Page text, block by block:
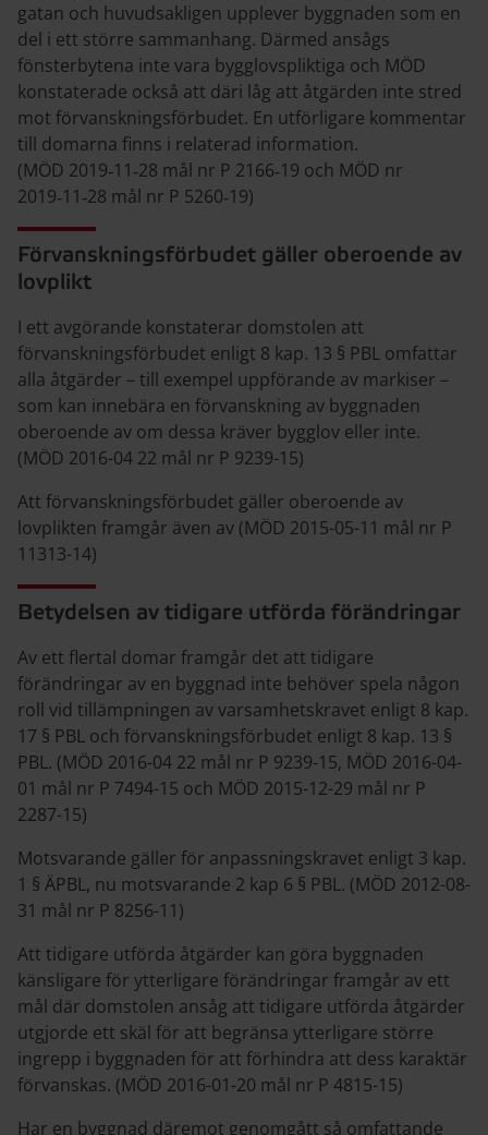
gatan och huvudsakligen upplever byggnaden som en
del i ett större sammanhang. Därmed ansågs
fönsterbytena inte vara bygglovspliktiga och MÖD
konstaterade också att däri låg att åtgärden inte stred
mot förvanskningsförbudet. En utförligare kommentar
till domarna finns i relaterad information.
(MÖD 2019‑11‑28 mål nr P 2166‑19 och MÖD nr
2019‑11‑28 mål nr P 5260‑19)
Förvanskningsförbudet gäller oberoende av
lovplikt
I ett avgörande konstaterar domstolen att
förvanskningsförbudet enligt 8 kap. 13 § PBL omfattar
alla åtgärder – till exempel uppförande av markiser –
som kan innebära en förvanskning av byggnaden
oberoende av om dessa kräver bygglov eller inte.
(MÖD 2016-04 22 mål nr P 9239-15)
Att förvanskningsförbudet gäller oberoende av
lovplikten framgår även av (MÖD 2015-05-11 mål nr P
11313-14)
Betydelsen av tidigare utförda förändringar
Av ett flertal domar framgår det att tidigare
förändringar av en byggnad inte behöver spela någon
roll vid tillämpningen av varsamhetskravet enligt 8 kap.
17 § PBL och förvanskningsförbudet enligt 8 kap. 13 §
PBL. (MÖD 2016-04 22 mål nr P 9239-15, MÖD 2016-04-
01 mål nr P 7494-15 och MÖD 2015-12-29 mål nr P
2287-15)
Motsvarande gäller för anpassningskravet enligt 3 kap.
1 § ÄPBL, nu motsvarande 2 kap 6 § PBL. (MÖD 2012-08-
31 mål nr P 8256-11)
Att tidigare utförda åtgärder kan göra byggnaden
känsligare för ytterligare förändringar framgår av ett
mål där domstolen ansåg att tidigare utförda åtgärder
utgjorde ett skäl för att begränsa ytterligare större
ingrepp i byggnaden för att förhindra att dess karaktär
förvanskas. (MÖD 2016-01-20 mål nr P 4815-15)
Har en byggnad däremot genomgått så omfattande